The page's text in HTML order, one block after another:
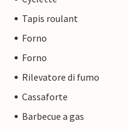
Tapis roulant
Forno
Forno
Rilevatore di fumo
Cassaforte
Barbecue a gas